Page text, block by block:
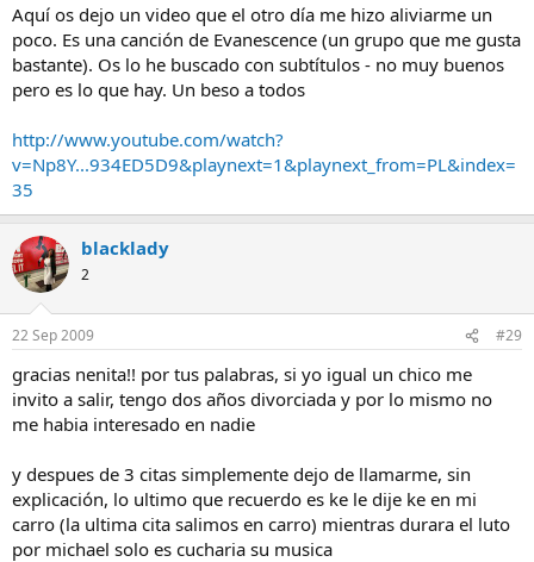
Aquí os dejo un video que el otro día me hizo aliviarme un
poco. Es una canción de Evanescence (un grupo que me gusta
bastante). Os lo he buscado con subtítulos - no muy buenos
pero es lo que hay. Un beso a todos
http://www.youtube.com/watch?
v=Np8Y...934ED5D9&playnext=1&playnext_from=PL&index=
35
blacklady
2
22 Sep 2009 #29
gracias nenita!! por tus palabras, si yo igual un chico me
invito a salir, tengo dos años divorciada y por lo mismo no
me habia interesado en nadie
y despues de 3 citas simplemente dejo de llamarme, sin
explicación, lo ultimo que recuerdo es ke le dije ke en mi
carro (la ultima cita salimos en carro) mientras durara el luto
por michael solo es cucharia su musica